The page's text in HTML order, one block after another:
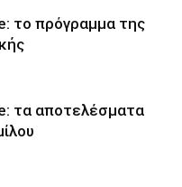
το πρόγραμμα της
τα αποτελέσματα